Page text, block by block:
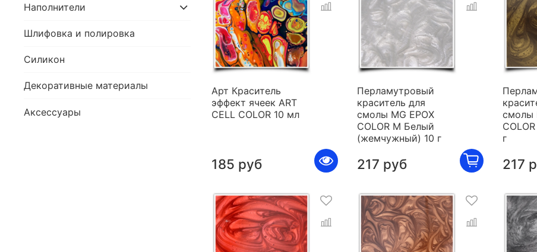
Арт Краситель
эффект ячеек ART
CELL COLOR 10 мл
185 руб
Перламутровый
краситель для
смолы MG EPOX
COLOR M Белый
(жемчужный) 10 г
217 руб
смолы
г
217
Наполнители
Шлифовка и полировка
Силикон
Декоративные материалы
Аксессуары